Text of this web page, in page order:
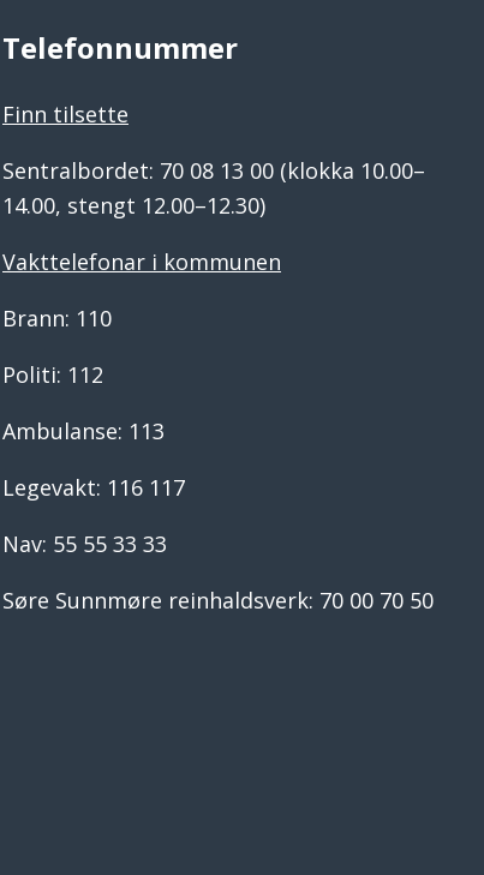
Telefonnummer
Finn tilsette
Sentralbordet: 70 08 13 00 (klokka 10.00–
14.00, stengt 12.00–12.30)
Vakttelefonar i kommunen
Brann: 110
Politi: 112
Ambulanse: 113
Legevakt: 116 117
Nav: 55 55 33 33
Søre Sunnmøre reinhaldsverk: 70 00 70 50